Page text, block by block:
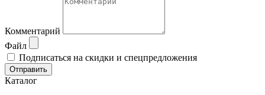
Комментарий
Файл
Подписаться на скидки и спецпредложения
Отправить
Каталог